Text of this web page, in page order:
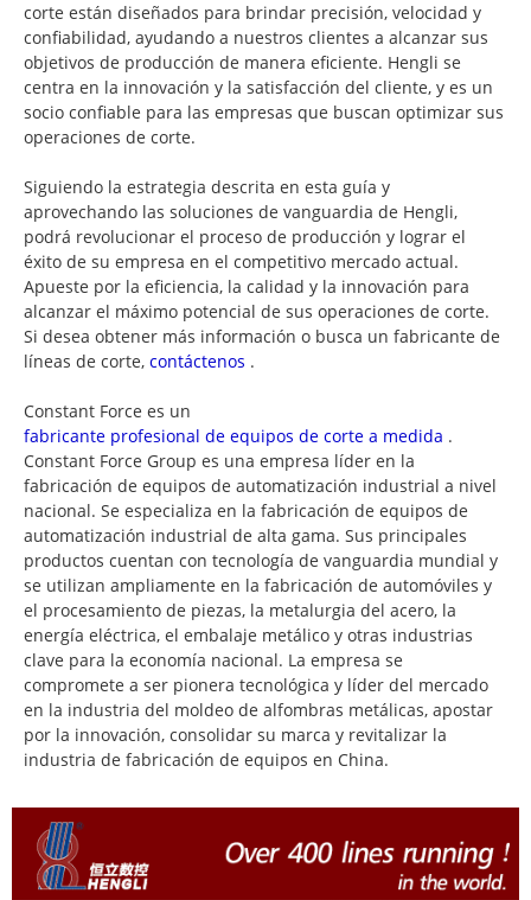
corte están diseñados para brindar precisión, velocidad y
confiabilidad, ayudando a nuestros clientes a alcanzar sus
objetivos de producción de manera eficiente. Hengli se
centra en la innovación y la satisfacción del cliente, y es un
socio confiable para las empresas que buscan optimizar sus
operaciones de corte.
Siguiendo la estrategia descrita en esta guía y
aprovechando las soluciones de vanguardia de Hengli,
podrá revolucionar el proceso de producción y lograr el
éxito de su empresa en el competitivo mercado actual.
Apueste por la eficiencia, la calidad y la innovación para
alcanzar el máximo potencial de sus operaciones de corte.
Si desea obtener más información o busca un fabricante de
líneas de corte, contáctenos .
Constant Force es un
fabricante profesional de equipos de corte a medida .
Constant Force Group es una empresa líder en la
fabricación de equipos de automatización industrial a nivel
nacional. Se especializa en la fabricación de equipos de
automatización industrial de alta gama. Sus principales
productos cuentan con tecnología de vanguardia mundial y
se utilizan ampliamente en la fabricación de automóviles y
el procesamiento de piezas, la metalurgia del acero, la
energía eléctrica, el embalaje metálico y otras industrias
clave para la economía nacional. La empresa se
compromete a ser pionera tecnológica y líder del mercado
en la industria del moldeo de alfombras metálicas, apostar
por la innovación, consolidar su marca y revitalizar la
industria de fabricación de equipos en China.